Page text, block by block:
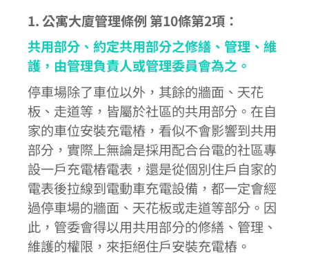
1. 公寓大廈管理條例 第10條第2項：
共用部分、約定共用部分之修繕、管理、維
護，由管理負責人或管理委員會為之。
停車場除了車位以外，其餘的牆面、天花
板、走道等，皆屬於社區的共用部分。在自
家的車位安裝充電樁，看似不會影響到共用
部分，實際上無論是採用配合台電的社區專
設一戶充電樁電表，還是從個別住戶自家的
電表後拉線到電動車充電設備，都一定會經
過停車場的牆面、天花板或走道等部分。因
此，管委會得以用共用部分的修繕、管理、
維護的權限，來拒絕住戶安裝充電樁。